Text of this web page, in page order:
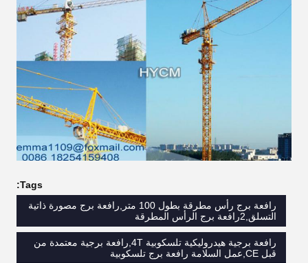
Tags:
رافعة برج رأس مطرقة بطول 100 متر,رافعة برج مصورة ذاتية
التسلق,2رافعة برج الرأس المطرقة
رافعة برجية هيدروليكية تلسكوبية 4T,رافعة برجية معتمدة من
قبل CE,عمل السلامة رافعة برج تلسكوبية